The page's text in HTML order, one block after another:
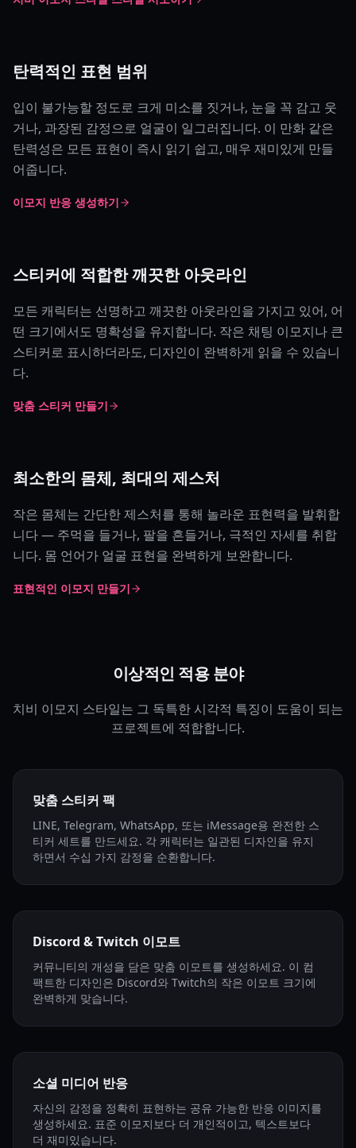
탄력적인 표현 범위
입이 불가능할 정도로 크게 미소를 짓거나, 눈을 꼭 감고 웃
거나, 과장된 감정으로 얼굴이 일그러집니다. 이 만화 같은
탄력성은 모든 표현이 즉시 읽기 쉽고, 매우 재미있게 만들
어줍니다.
이모지 반응 생성하기
스티커에 적합한 깨끗한 아웃라인
모든 캐릭터는 선명하고 깨끗한 아웃라인을 가지고 있어, 어
떤 크기에서도 명확성을 유지합니다. 작은 채팅 이모지나 큰
스티커로 표시하더라도, 디자인이 완벽하게 읽을 수 있습니
다.
맞춤 스티커 만들기
최소한의 몸체, 최대의 제스처
작은 몸체는 간단한 제스처를 통해 놀라운 표현력을 발휘합
니다 — 주먹을 들거나, 팔을 흔들거나, 극적인 자세를 취합
니다. 몸 언어가 얼굴 표현을 완벽하게 보완합니다.
표현적인 이모지 만들기
이상적인 적용 분야
치비 이모지 스타일는 그 독특한 시각적 특징이 도움이 되는
프로젝트에 적합합니다.
맞춤 스티커 팩
LINE, Telegram, WhatsApp, 또는 iMessage용 완전한 스
티커 세트를 만드세요. 각 캐릭터는 일관된 디자인을 유지
하면서 수십 가지 감정을 순환합니다.
Discord & Twitch 이모트
커뮤니티의 개성을 담은 맞춤 이모트를 생성하세요. 이 컴
팩트한 디자인은 Discord와 Twitch의 작은 이모트 크기에
완벽하게 맞습니다.
소셜 미디어 반응
자신의 감정을 정확히 표현하는 공유 가능한 반응 이미지를
생성하세요. 표준 이모지보다 더 개인적이고, 텍스트보다
더 재미있습니다.